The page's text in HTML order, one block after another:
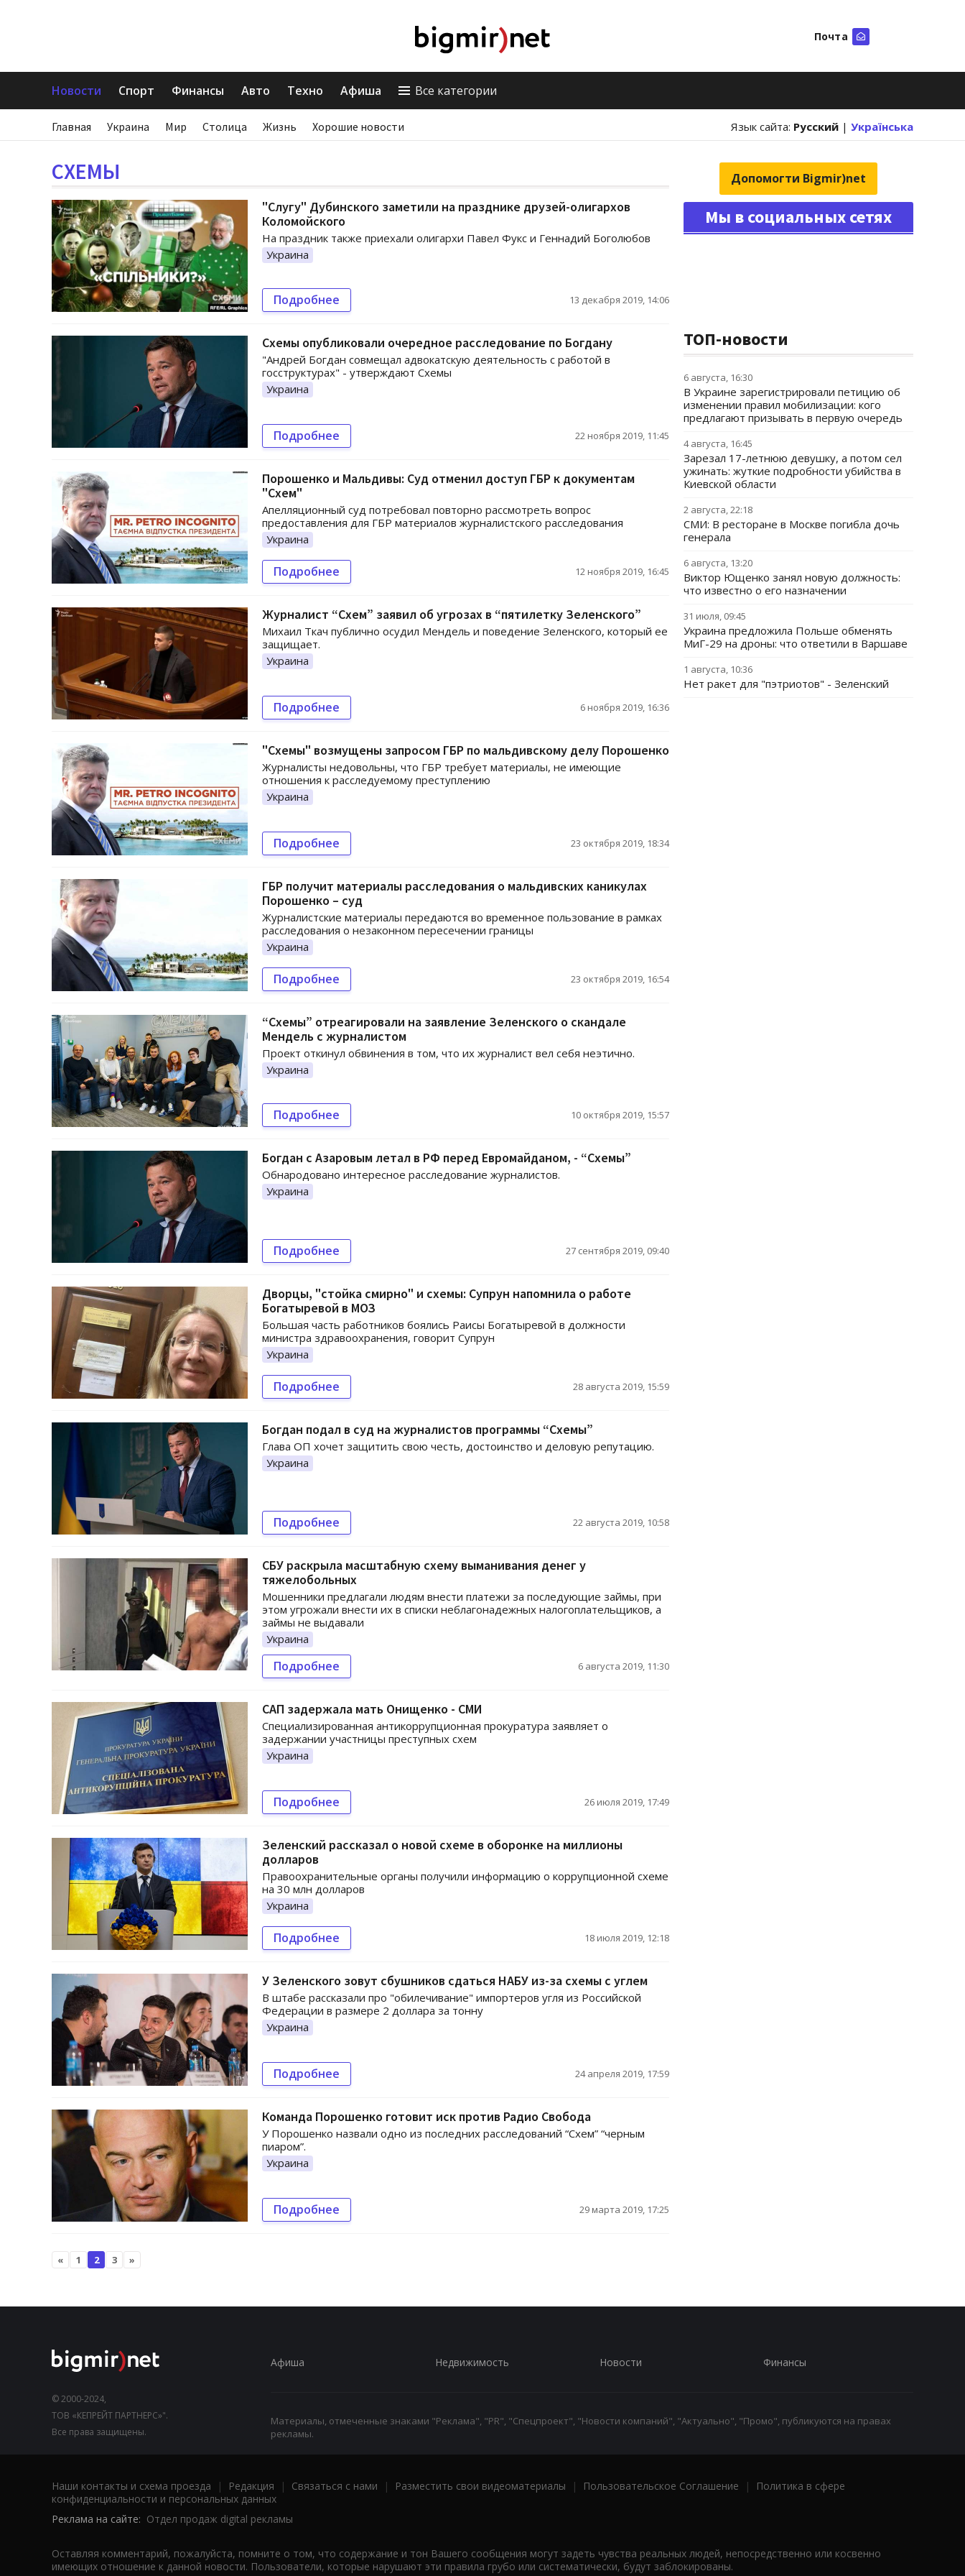
Почта
Новости Спорт Финансы Авто Техно Афиша Все категории
Главная Украина Мир Столица Жизнь Хорошие новости Язык сайта: Русский | Українська
СХЕМЫ
"Слугу" Дубинского заметили на празднике друзей-олигархов
Коломойского
На праздник также приехали олигархи Павел Фукс и Геннадий Боголюбов
Украина
Подробнее 13 декабря 2019, 14:06
Схемы опубликовали очередное расследование по Богдану
"Андрей Богдан совмещал адвокатскую деятельность с работой в
госструктурах" - утверждают Схемы
Украина
Подробнее 22 ноября 2019, 11:45
Порошенко и Мальдивы: Суд отменил доступ ГБР к документам
"Схем"
Апелляционный суд потребовал повторно рассмотреть вопрос
предоставления для ГБР материалов журналистского расследования
Украина
Подробнее 12 ноября 2019, 16:45
Журналист “Схем” заявил об угрозах в “пятилетку Зеленского”
Михаил Ткач публично осудил Мендель и поведение Зеленского, который ее
защищает.
Украина
Подробнее 6 ноября 2019, 16:36
"Схемы" возмущены запросом ГБР по мальдивскому делу Порошенко
Журналисты недовольны, что ГБР требует материалы, не имеющие
отношения к расследуемому преступлению
Украина
Подробнее 23 октября 2019, 18:34
ГБР получит материалы расследования о мальдивских каникулах
Порошенко – суд
Журналистские материалы передаются во временное пользование в рамках
расследования о незаконном пересечении границы
Украина
Подробнее 23 октября 2019, 16:54
“Схемы” отреагировали на заявление Зеленского о скандале
Мендель с журналистом
Проект откинул обвинения в том, что их журналист вел себя неэтично.
Украина
Подробнее 10 октября 2019, 15:57
Богдан с Азаровым летал в РФ перед Евромайданом, - “Схемы”
Обнародовано интересное расследование журналистов.
Украина
Подробнее 27 сентября 2019, 09:40
Дворцы, "стойка смирно" и схемы: Супрун напомнила о работе
Богатыревой в МОЗ
Большая часть работников боялись Раисы Богатыревой в должности
министра здравоохранения, говорит Супрун
Украина
Подробнее 28 августа 2019, 15:59
Богдан подал в суд на журналистов программы “Схемы”
Глава ОП хочет защитить свою честь, достоинство и деловую репутацию.
Украина
Подробнее 22 августа 2019, 10:58
СБУ раскрыла масштабную схему выманивания денег у
тяжелобольных
Мошенники предлагали людям внести платежи за последующие займы, при
этом угрожали внести их в списки неблагонадежных налогоплательщиков, а
займы не выдавали
Украина
Подробнее 6 августа 2019, 11:30
САП задержала мать Онищенко - СМИ
Специализированная антикоррупционная прокуратура заявляет о
задержании участницы преступных схем
Украина
Подробнее 26 июля 2019, 17:49
Зеленский рассказал о новой схеме в оборонке на миллионы
долларов
Правоохранительные органы получили информацию о коррупционной схеме
на 30 млн долларов
Украина
Подробнее 18 июля 2019, 12:18
У Зеленского зовут сбушников сдаться НАБУ из-за схемы с углем
В штабе рассказали про "обилечивание" импортеров угля из Российской
Федерации в размере 2 доллара за тонну
Украина
Подробнее 24 апреля 2019, 17:59
Команда Порошенко готовит иск против Радио Свобода
У Порошенко назвали одно из последних расследований “Схем” “черным
пиаром”.
Украина
Подробнее 29 марта 2019, 17:25
« 1 2 3 »
Допомогти Bigmir)net
Мы в социальных сетях
ТОП-новости
6 августа, 16:30
В Украине зарегистрировали петицию об
изменении правил мобилизации: кого
предлагают призывать в первую очередь
4 августа, 16:45
Зарезал 17-летнюю девушку, а потом сел
ужинать: жуткие подробности убийства в
Киевской области
2 августа, 22:18
СМИ: В ресторане в Москве погибла дочь
генерала
6 августа, 13:20
Виктор Ющенко занял новую должность:
что известно о его назначении
31 июля, 09:45
Украина предложила Польше обменять
МиГ-29 на дроны: что ответили в Варшаве
1 августа, 10:36
Нет ракет для "пэтриотов" - Зеленский
© 2000-2024,
ТОВ «КЕПРЕЙТ ПАРТНЕРС»".
Все права защищены.
Афиша Недвижимость Новости Финансы
Материалы, отмеченные знаками "Реклама", "PR", "Спецпроект", "Новости компаний", "Актуально", "Промо", публикуются на правах
рекламы.
Наши контакты и схема проезда | Редакция | Связаться с нами | Разместить свои видеоматериалы | Пользовательское Соглашение |
Политика в сфере
конфиденциальности и персональных данных
Реклама на сайте: Отдел продаж digital рекламы
Оставляя комментарий, пожалуйста, помните о том, что содержание и тон Вашего сообщения могут задеть чувства реальных людей, непосредственно или косвенно
имеющих отношение к данной новости. Пользователи, которые нарушают эти правила грубо или систематически, будут заблокированы.